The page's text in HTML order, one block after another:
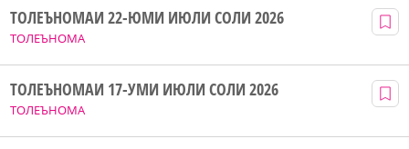
ТОЛЕЪНОМА
ТОЛЕЪНОМАИ 22-ЮМИ ИЮЛИ СОЛИ 2026
ТОЛЕЪНОМА
ТОЛЕЪНОМАИ 17-УМИ ИЮЛИ СОЛИ 2026